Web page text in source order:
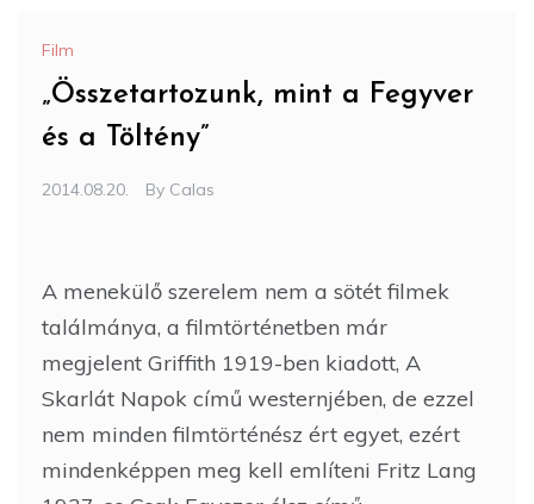
Film
„Összetartozunk, mint a Fegyver
és a Töltény”
2014.08.20. By Calas
A menekülő szerelem nem a sötét filmek
találmánya, a filmtörténetben már
megjelent Griffith 1919-ben kiadott, A
Skarlát Napok című westernjében, de ezzel
nem minden filmtörténész ért egyet, ezért
mindenképpen meg kell említeni Fritz Lang